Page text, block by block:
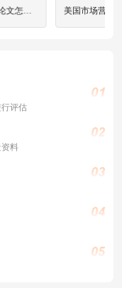
市场营销专业论文怎么写？
评估
料